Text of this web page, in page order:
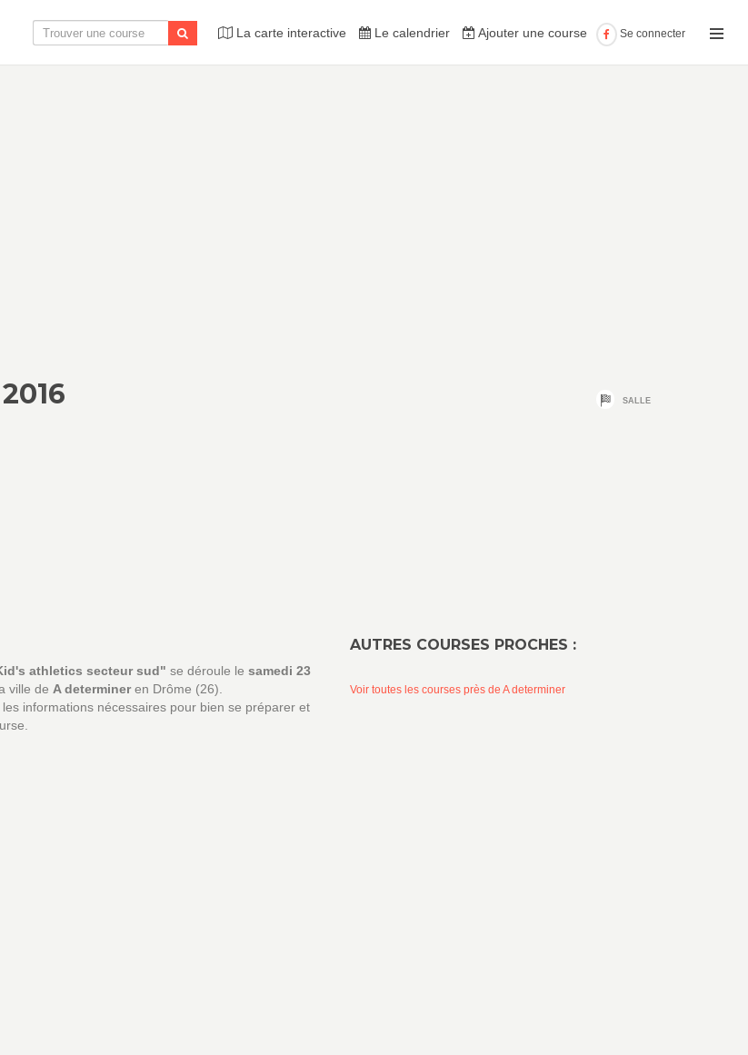
La carte interactive Le calendrier Ajouter une course Se connecter
SALLE
athletics secteur sud" se déroule le samedi 23
ville de A determineren Drôme (26).
informations nécessaires pour bien se préparer et
AUTRES COURSES PROCHES :
Voir toutes les courses près de A determiner